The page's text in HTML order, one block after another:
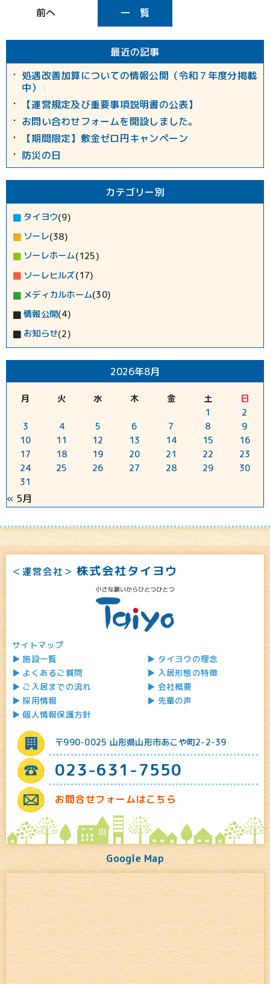
一 覧
最近の記事
処遇改善加算についての情報公開（令和７年度分掲載
中）
【運営規定及び重要事項説明書の公表】
お問い合わせフォームを開設しました。
【期間限定】敷金ゼロ円キャンペーン
防災の日
カテゴリー別
タイヨウ(9)
ソーレ(38)
ソーレホーム(125)
ソーレヒルズ(17)
メディカルホーム(30)
情報公開(4)
お知らせ(2)
2026年8月
月 火 水 木 金 土
日
1
2
3
4 5 6 7 8
9
10
11 12 13 14 15
16
17
18 19 20 21 22
23
24
25 26 27 28 29
30
31
« 5月
＜運営会社＞株式会社タイヨウ
サイトマップ
施設一覧
タイヨウの理念
よくあるご質問
入居形態の特徴
ご入居までの流れ
会社概要
採用情報
先輩の声
個人情報保護方針
〒990-0025 山形県山形市あこや町2-2-39
023-631-7550
お問合せフォームはこちら
Google Map